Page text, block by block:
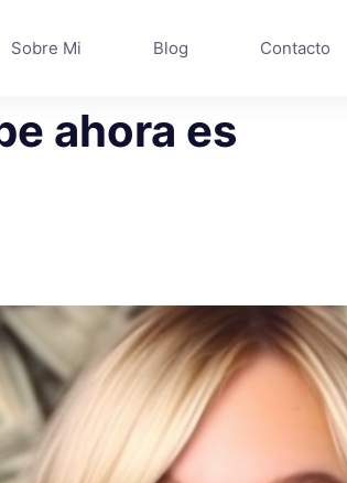
Sobre Mi Blog Contacto
ahora es